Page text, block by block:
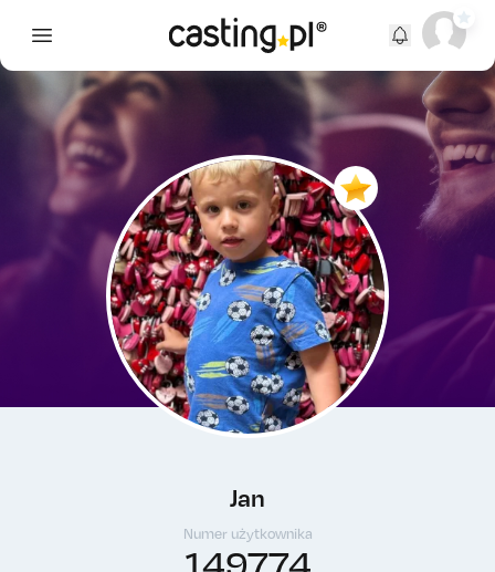
Open main menu
Jan
Numer użytkownika